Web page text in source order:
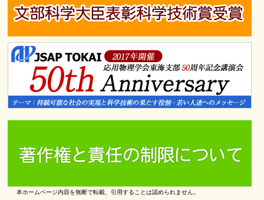
本ホームページ内容を無断で転載、引用することは認められません。